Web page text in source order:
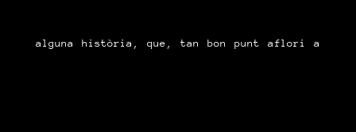
alguna història, que, tan bon punt aflori a